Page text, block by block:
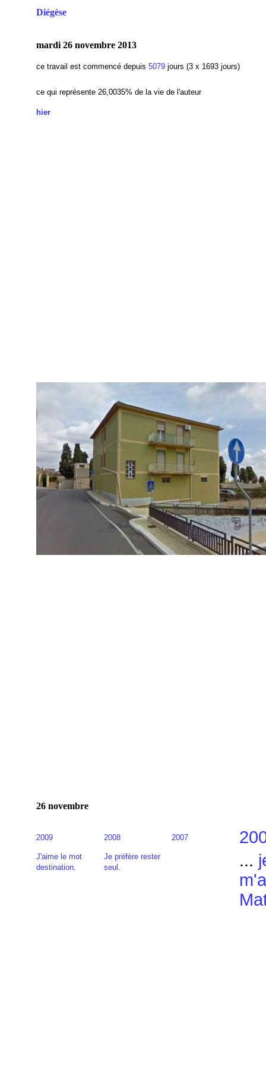
Diégèse
mardi 26 novembre 2013
ce travail est commencé depuis 5079jours (3 x 1693 jours)
ce qui représente 26,0035% de la vie de l'auteur
hier
26 novembre
2009 2008 2007
J'aime le mot
destination.
Je préfère rester
seul . ...